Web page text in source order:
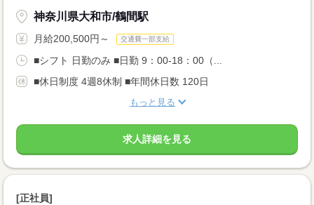
神奈川県大和市/鶴間駅
月給200,500円～ 交通費一部支給
■シフト 日勤のみ ■日勤 9：00-18：00（...
■休日制度 4週8休制 ■年間休日数 120日
もっと見る
求人詳細を見る
[正社員]